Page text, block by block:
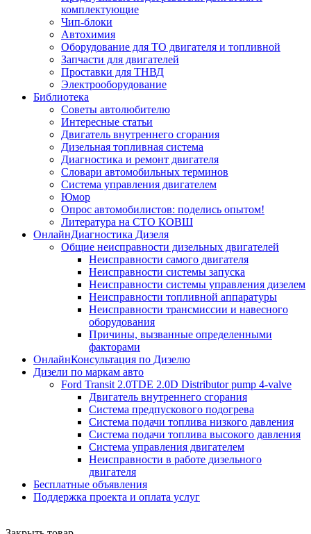
комплектующие
Чип-блоки
Автохимия
Оборудование для ТО двигателя и топливной
Запчасти для двигателей
Проставки для ТНВД
Электрооборудование
Библиотека
Советы автолюбителю
Интересные статьи
Двигатель внутреннего сгорания
Дизельная топливная система
Диагностика и ремонт двигателя
Словари автомобильных терминов
Система управления двигателем
Юмор
Опрос автомобилистов: поделись опытом!
Литература на СТО КОВШ
ОнлайнДиагностика Дизеля
Общие неисправности дизельных двигателей
Неисправности самого двигателя
Неисправности системы запуска
Неисправности системы управления дизелем
Неисправности топливной аппаратуры
Неисправности трансмиссии и навесного
оборудования
Причины, вызванные определенными
факторами
ОнлайнКонсультация по Дизелю
Дизели по маркам авто
Ford Transit 2.0TDE 2.0D Distributor pump 4-valve
Двигатель внутреннего сгорания
Система предпускового подогрева
Система подачи топлива низкого давления
Система подачи топлива высокого давления
Система управления двигателем
Неисправности в работе дизельного
двигателя
Бесплатные объявления
Поддержка проекта и оплата услуг